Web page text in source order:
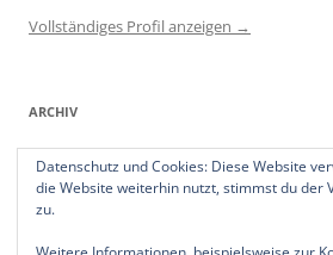
Vollständiges Profil anzeigen →
ARCHIV
Archiv
Datenschutz und Cookies: Diese Website
die Website weiterhin nutzt, stimmst du der
zu.